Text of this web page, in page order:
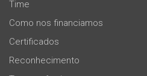
Time
Como nos financiamos
Certificados
Reconhecimento